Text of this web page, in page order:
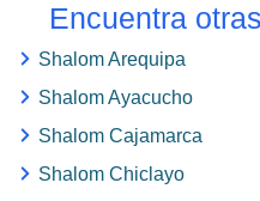
Encuentra
Shalom Arequipa
Shalom Ayacucho
Shalom Cajamarca
Shalom Chiclayo